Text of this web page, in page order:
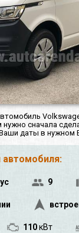
сначала
даты в нужном
автомобиля:
9
110кВт